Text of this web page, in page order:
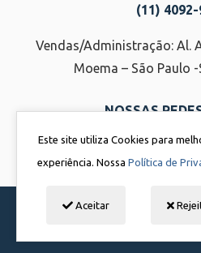
(11) 4092-
Vendas/Administração: Al.
Moema – São Paulo
NOSSAS
Eurocabos | Todos os
Este site utiliza Cookies para
experiência. Nossa Política de
Aceitar